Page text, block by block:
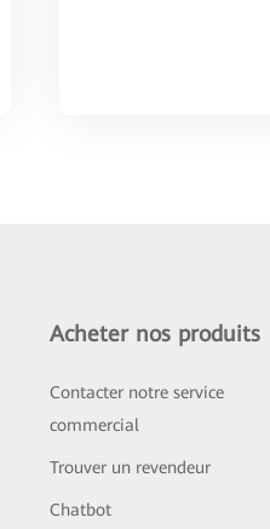
Acheter nos produits
Contacter notre service
commercial
Trouver un revendeur
Chatbot